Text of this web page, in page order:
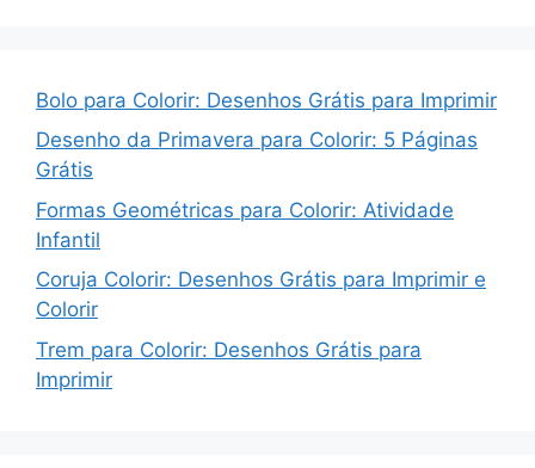
Bolo para Colorir: Desenhos Grátis para Imprimir
Desenho da Primavera para Colorir: 5 Páginas
Grátis
Formas Geométricas para Colorir: Atividade
Infantil
Coruja Colorir: Desenhos Grátis para Imprimir e
Colorir
Trem para Colorir: Desenhos Grátis para
Imprimir